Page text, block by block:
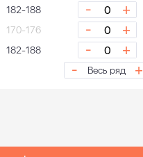
182-188 - +
170-176 - +
182-188 - +
- Весь ряд +